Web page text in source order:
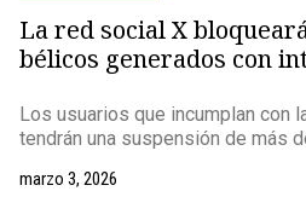
La red social X
bélicos generados con
Los usuarios que incumplan con
tendrán una suspensión de más
marzo 3, 2026